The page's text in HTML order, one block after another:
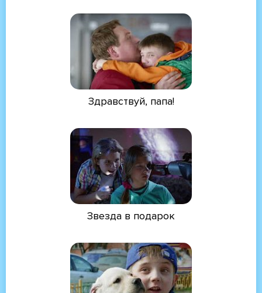
Здравствуй, папа!
Звезда в подарок